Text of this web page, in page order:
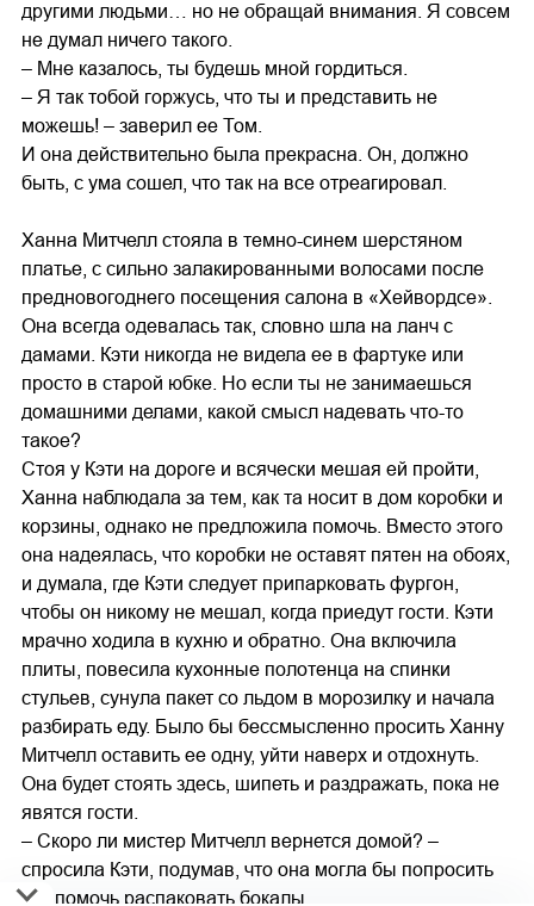
другими людьми… но не обращай внимания. Я совсем
не думал ничего такого.
– Мне казалось, ты будешь мной гордиться.
– Я так тобой горжусь, что ты и представить не
можешь! – заверил ее Том.
И она действительно была прекрасна. Он, должно
быть, с ума сошел, что так на все отреагировал.
Ханна Митчелл стояла в темно-синем шерстяном
платье, с сильно залакированными волосами после
предновогоднего посещения салона в «Хейвордсе».
Она всегда одевалась так, словно шла на ланч с
дамами. Кэти никогда не видела ее в фартуке или
просто в старой юбке. Но если ты не занимаешься
домашними делами, какой смысл надевать что-то
такое?
Стоя у Кэти на дороге и всячески мешая ей пройти,
Ханна наблюдала за тем, как та носит в дом коробки и
корзины, однако не предложила помочь. Вместо этого
она надеялась, что коробки не оставят пятен на обоях,
и думала, где Кэти следует припарковать фургон,
чтобы он никому не мешал, когда приедут гости. Кэти
мрачно ходила в кухню и обратно. Она включила
плиты, повесила кухонные полотенца на спинки
стульев, сунула пакет со льдом в морозилку и начала
разбирать еду. Было бы бессмысленно просить Ханну
Митчелл оставить ее одну, уйти наверх и отдохнуть.
Она будет стоять здесь, шипеть и раздражать, пока не
явятся гости.
– Скоро ли мистер Митчелл вернется домой? –
спросила Кэти, подумав, что она могла бы попросить
его помочь распаковать бокалы.